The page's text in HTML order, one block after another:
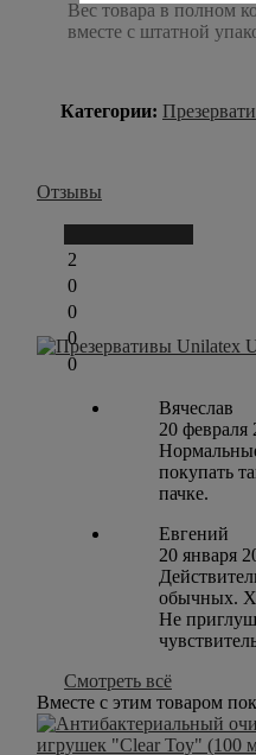
Вес товара в полном
вместе с штатной
Категории:
Отзывы
2
0
0
0
0
Вячеслав
20 февраля
покупать
пачке.
Евгений
20 января
обычных.
Не
Смотреть всё
Вместе с этим товаром